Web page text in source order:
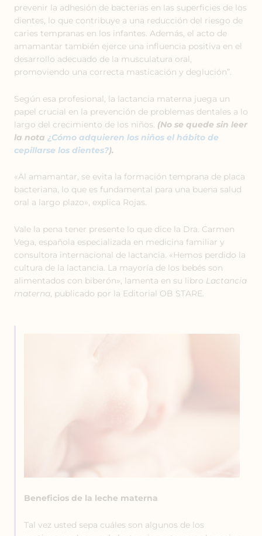
prevenir la adhesión de bacterias en las superficies de los
dientes, lo que contribuye a una reducción del riesgo de
caries tempranas en los infantes. Además, el acto de
amamantar también ejerce una influencia positiva en el
desarrollo adecuado de la musculatura oral,
promoviendo una correcta masticación y deglución”.
Según esa profesional, la lactancia materna juega un
papel crucial en la prevención de problemas dentales a lo
largo del crecimiento de los niños. (No se quede sin leer
la nota ¿Cómo adquieren los niños el hábito de
cepillarse los dientes?).
«Al amamantar, se evita la formación temprana de placa
bacteriana, lo que es fundamental para una buena salud
oral a largo plazo», explica Rojas.
Vale la pena tener presente lo que dice la Dra. Carmen
Vega, española especializada en medicina familiar y
consultora internacional de lactancia. «Hemos perdido la
cultura de la lactancia. La mayoría de los bebés son
alimentados con biberón», lamenta en su libro Lactancia
materna, publicado por la Editorial OB STARE.
Beneficios de la leche materna
Tal vez usted sepa cuáles son algunos de los